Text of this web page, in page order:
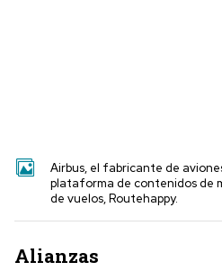
Airbus, el fabricante de
plataforma de contenidos de
de vuelos, Routehappy.
Alianzas